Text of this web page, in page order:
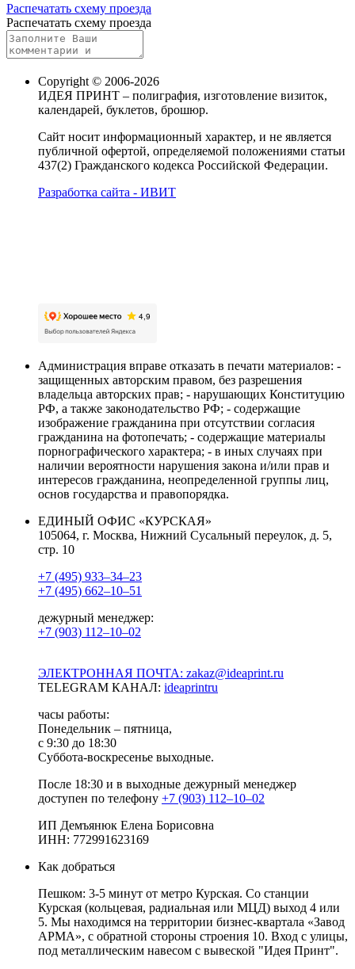
Распечатать схему проезда
Распечатать схему проезда
Copyright © 2006-2026
ИДЕЯ ПРИНТ – полиграфия, изготовление визиток,
календарей, буклетов, брошюр.
Сайт носит информационный характер, и не является
публичной офертой, определяемой положениями статьи
437(2) Гражданского кодекса Российской Федерации.
Разработка сайта - ИВИТ
Администрация вправе отказать в печати материалов: -
защищенных авторским правом, без разрешения
владельца авторских прав; - нарушающих Конституцию
РФ, а также законодательство РФ; - содержащие
изображение гражданина при отсутствии согласия
гражданина на фотопечать; - содержащие материалы
порнографического характера; - в иных случаях при
наличии вероятности нарушения закона и/или прав и
интересов гражданина, неопределенной группы лиц,
основ государства и правопорядка.
ЕДИНЫЙ ОФИС «КУРСКАЯ»
105064, г. Москва, Нижний Сусальный переулок, д. 5,
стр. 10
+7 (495) 933–34–23
+7 (495) 662–10–51
дежурный менеджер:
+7 (903) 112–10–02
ЭЛЕКТРОННАЯ ПОЧТА: zakaz@ideaprint.ru
TELEGRAM КАНАЛ: ideaprintru
часы работы:
Понедельник – пятница,
с 9:30 до 18:30
Суббота-воскресенье выходные.
После 18:30 и в выходные дежурный менеджер
доступен по телефону +7 (903) 112–10–02
ИП Демъянюк Елена Борисовна
ИНН: 772991623169
Как добраться
Пешком: 3-5 минут от метро Курская. Со станции
Курская (кольцевая, радиальная или МЦД) выход 4 или
5. Мы находимся на территории бизнес-квартала «Завод
АРМА», с обратной стороны строения 10. Вход с улицы,
под металлическим навесом с вывеской "Идея Принт".